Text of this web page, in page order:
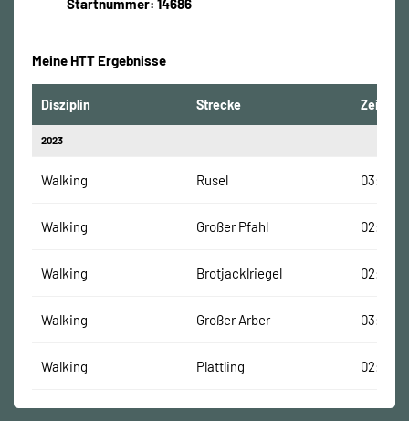
Startnummer: 14686
Meine HTT Ergebnisse
Disziplin Strecke Zeit
2023
Walking Rusel
Walking Großer Pfahl
Walking Brotjacklriegel
Walking Großer Arber
Walking Plattling